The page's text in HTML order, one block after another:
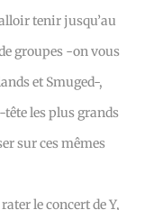
tenir jusqu’au
groupes -on vous
et Smuged-,
les plus grands
sur ces mêmes
le concert de Y,